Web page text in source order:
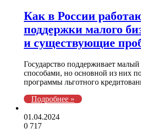
Как в России
поддержки малого
и существующие
Государство поддерживает
способами, но основной из них
программы льготного
Подробнее »
01.04.2024
0 717